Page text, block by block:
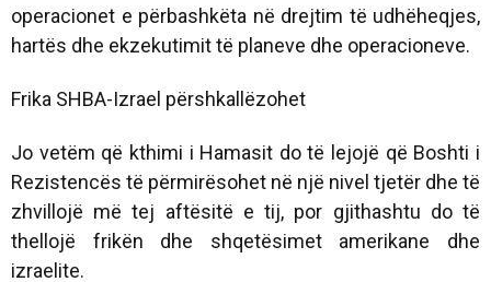
operacionet e përbashkëta në drejtim të udhëheqjes,
hartës dhe ekzekutimit të planeve dhe operacioneve.
Frika SHBA-Izrael përshkallëzohet
Jo vetëm që kthimi i Hamasit do të lejojë që Boshti i
Rezistencës të përmirësohet në një nivel tjetër dhe të
zhvillojë më tej aftësitë e tij, por gjithashtu do të
thellojë frikën dhe shqetësimet amerikane dhe
izraelite.